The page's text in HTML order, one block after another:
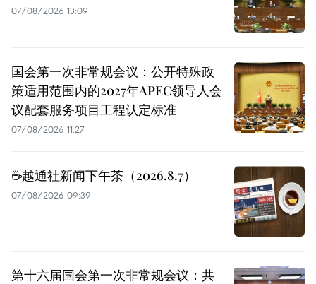
07/08/2026 13:09
国会第一次非常规会议：公开特殊政
策适用范围内的2027年APEC领导人会
议配套服务项目工程认定标准
07/08/2026 11:27
☕️越通社新闻下午茶（2026.8.7）
07/08/2026 09:39
第十六届国会第一次非常规会议：共